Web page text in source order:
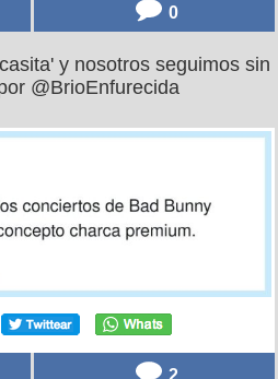
0
y nosotros seguimos sin
@BrioEnfurecida
2